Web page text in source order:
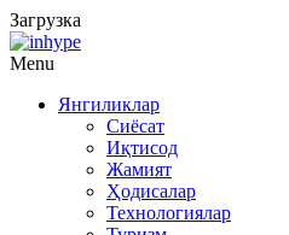
Загрузка
Menu
Янгиликлар
Сиёсат
Иқтисод
Жамият
Ҳодисалар
Технологиялар